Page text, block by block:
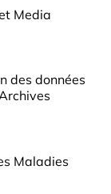
Media
des données
Maladies